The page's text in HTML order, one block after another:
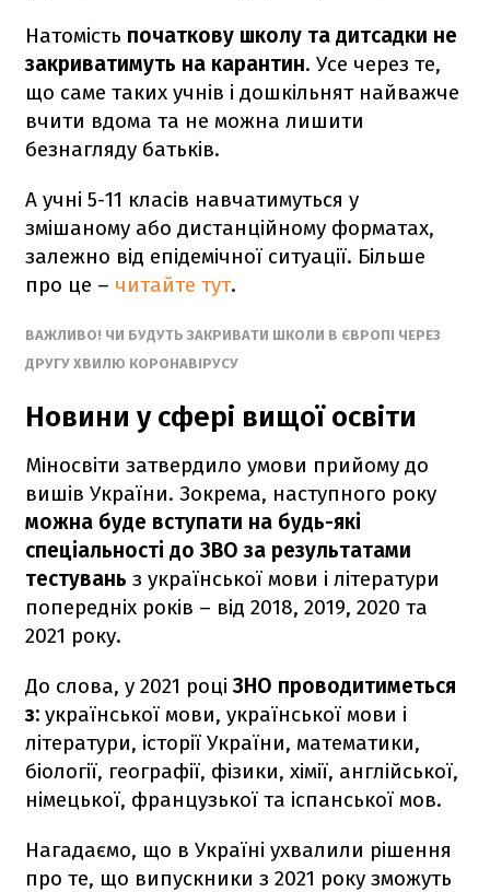
Натомість початкову школу та дитсадки не
закриватимуть на карантин. Усе через те,
що саме таких учнів і дошкільнят найважче
вчити вдома та не можна лишити
безнагляду батьків.
А учні 5-11 класів навчатимуться у
змішаному або дистанційному форматах,
залежно від епідемічної ситуації. Більше
про це – читайте тут.
ВАЖЛИВО! ЧИ БУДУТЬ ЗАКРИВАТИ ШКОЛИ В ЄВРОПІ ЧЕРЕЗ
ДРУГУ ХВИЛЮ КОРОНАВІРУСУ
Новини у сфері вищої освіти
Міносвіти затвердило умови прийому до
вишів України. Зокрема, наступного року
можна буде вступати на будь-які
спеціальності до ЗВО за результатами
тестувань з української мови і літератури
попередніх років – від 2018, 2019, 2020 та
2021 року.
До слова, у 2021 році ЗНО проводитиметься
з: української мови, української мови і
літератури, історії України, математики,
біології, географії, фізики, хімії, англійської,
німецької, французької та іспанської мов.
Нагадаємо, що в Україні ухвалили рішення
про те, що випускники з 2021 року зможуть